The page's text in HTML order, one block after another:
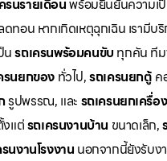
รนรายเดือนพร้อมยืนยันความเ
ทอน หากเกิดเหตุฉุกเฉิน เรามีบ
นรถเครนพร้อมคนขับ ทุกคัน ทีม
รนยกของทั่วไป,รถเครนยกตู้ ค
รูปพรรณ, และ รถเครนยกเครื่อ
แต่รถเครนงานบ้าน ขนาดเล็ก,
นงานโรงงาน นอกจากนี้ยังรับง